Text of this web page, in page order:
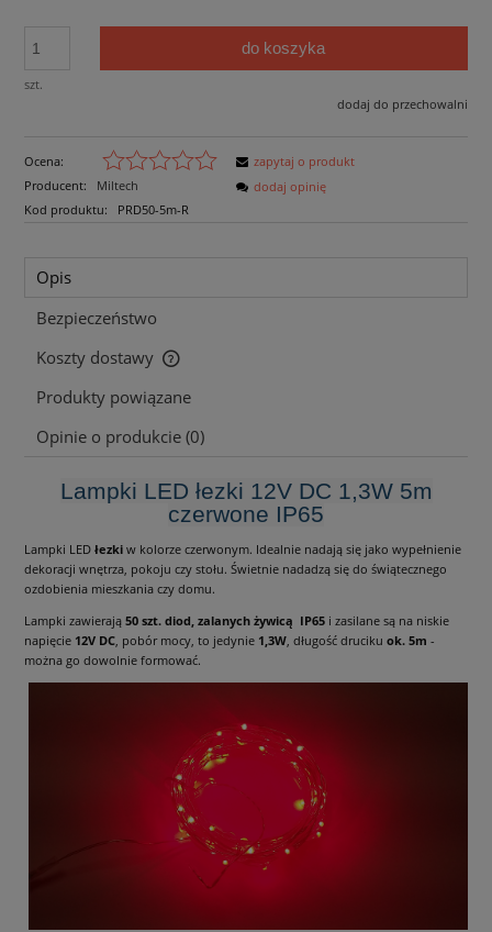
szt.
do koszyka
dodaj do przechowalni
Ocena:
Producent:
Miltech
Kod produktu:
PRD50-5m-R
zapytaj o produkt
dodaj opinię
Opis
Bezpieczeństwo
Koszty dostawy
Cena nie zawiera ewentualnych kosztów płatności
Produkty powiązane
Opinie o produkcie (0)
Lampki LED łezki 12V DC 1,3W 5m
czerwone IP65
Lampki LED łezki w kolorze czerwonym. Idealnie nadają się jako wypełnienie
dekoracji wnętrza, pokoju czy stołu. Świetnie nadadzą się do świątecznego
ozdobienia mieszkania czy domu.
Lampki zawierają 50 szt. diod, zalanych żywicą IP65 i zasilane są na niskie
napięcie 12V DC , pobór mocy, to jedynie 1,3W , długość druciku ok. 5m -
można go dowolnie formować.